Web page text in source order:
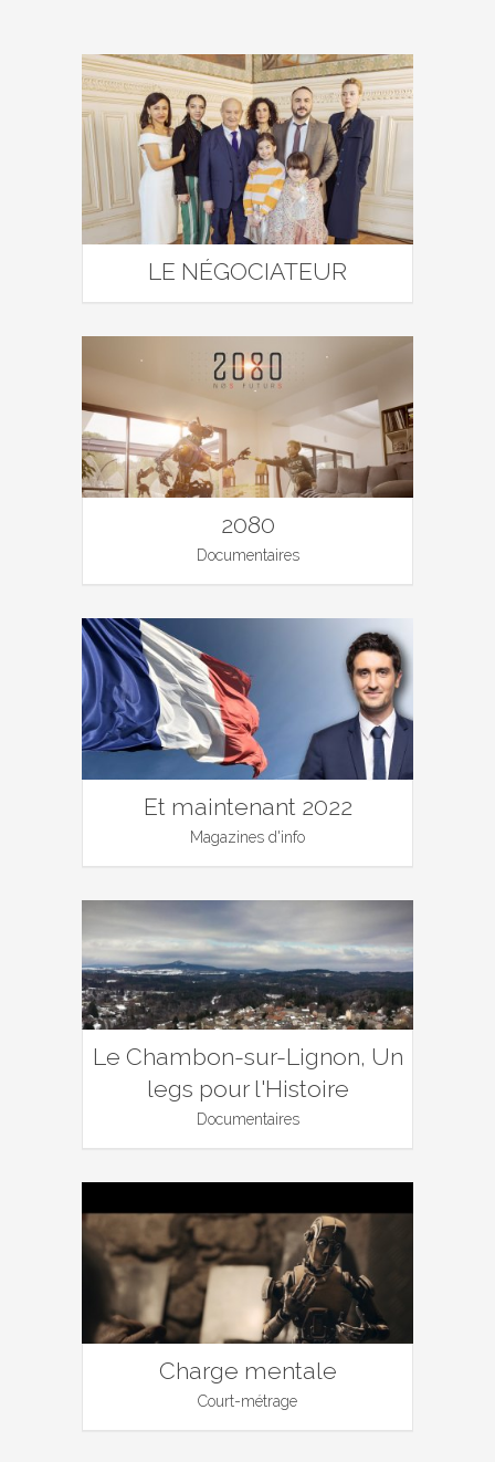
LE NÉGOCIATEUR
2080
Documentaires
Et maintenant 2022
Magazines d'info
Le Chambon-sur-Lignon, Un
legs pour l'Histoire
Documentaires
Charge mentale
Court-métrage